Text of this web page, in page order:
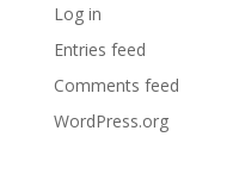
Log in
Entries feed
Comments feed
WordPress.org